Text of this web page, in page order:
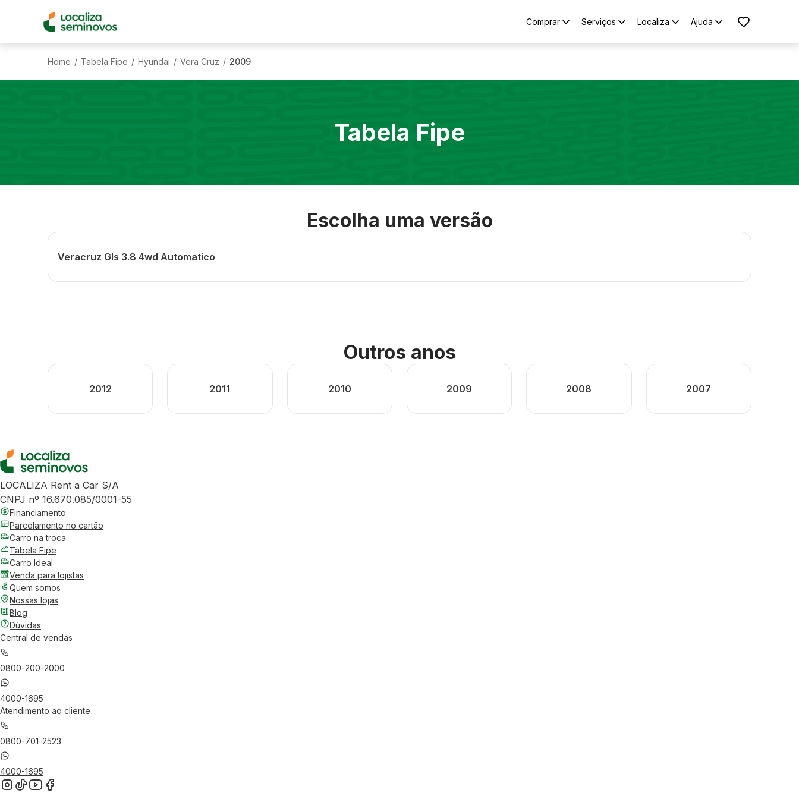
Comprar Serviços Localiza Ajuda
Home / Tabela Fipe / Hyundai / Vera Cruz / 2009
Tabela Fipe
Escolha uma versão
Veracruz Gls 3.8 4wd Automatico
Outros anos
2012 2011 2010 2009 2008 2007
LOCALIZA Rent a Car S/A
CNPJ nº 16.670.085/0001-55
Financiamento
Parcelamento no cartão
Carro na troca
Tabela Fipe
Carro Ideal
Venda para lojistas
Quem somos
Nossas lojas
Blog
Dúvidas
Central de vendas
0800-200-2000
4000-1695
Atendimento ao cliente
0800-701-2523
4000-1695